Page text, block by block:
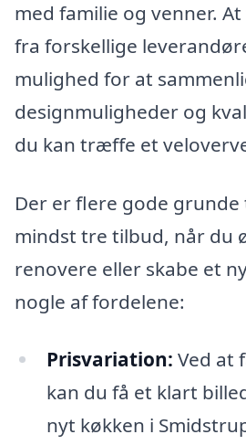
med familie og venner.
fra forskellige
mulighed for at
designmuligheder og
du kan træffe et
Der er flere gode
mindst tre tilbud, når du
renovere eller skabe et
nogle af fordelene:
Prisvariation: Ved at
kan du få et klart
nyt køkken i